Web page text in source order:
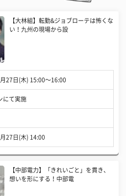
【大林組】転勤&ジョブローテは怖くな
い！九州の現場から設
27日(木) 15:00〜16:00
にて実施
27日(木) 14:00
【中部電力】「きれいごと」を貫き、
想いを形にする！中部電